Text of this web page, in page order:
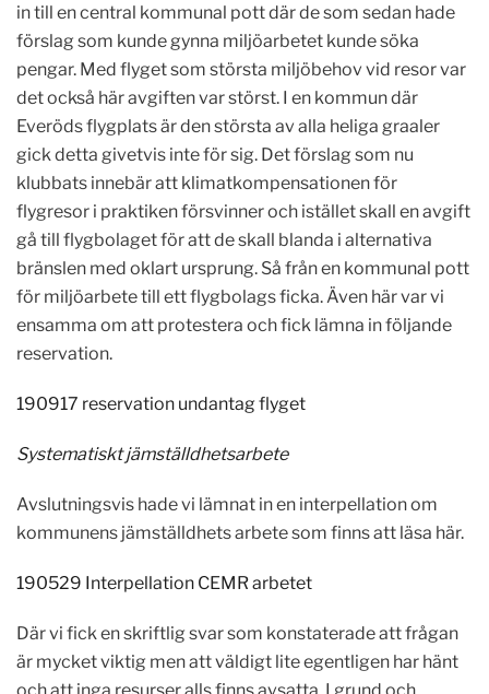
in till en central kommunal pott där de som sedan hade
förslag som kunde gynna miljöarbetet kunde söka
pengar. Med flyget som största miljöbehov vid resor var
det också här avgiften var störst. I en kommun där
Everöds flygplats är den största av alla heliga graaler
gick detta givetvis inte för sig. Det förslag som nu
klubbats innebär att klimatkompensationen för
flygresor i praktiken försvinner och istället skall en avgift
gå till flygbolaget för att de skall blanda i alternativa
bränslen med oklart ursprung. Så från en kommunal pott
för miljöarbete till ett flygbolags ficka. Även här var vi
ensamma om att protestera och fick lämna in följande
reservation.
190917 reservation undantag flyget
Systematiskt jämställdhetsarbete
Avslutningsvis hade vi lämnat in en interpellation om
kommunens jämställdhets arbete som finns att läsa här.
190529 Interpellation CEMR arbetet
Där vi fick en skriftlig svar som konstaterade att frågan
är mycket viktig men att väldigt lite egentligen har hänt